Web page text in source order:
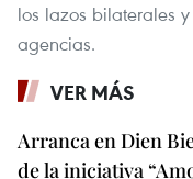
los lazos bilaterales
agencias.
VER MÁS
Arranca en Dien
de la iniciativa